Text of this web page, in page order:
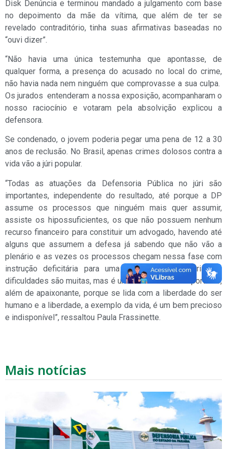
Disk Denúncia e terminou mandado a julgamento com base
no depoimento da mãe da vítima, que além de ter se
revelado contraditório, tinha suas afirmativas baseadas no
“ouvi dizer”.
“Não havia uma única testemunha que apontasse, de
qualquer forma, a presença do acusado no local do crime,
não havia nada nem ninguém que comprovasse a sua culpa.
Os jurados entenderam a nossa exposição, acompanharam o
nosso raciocínio e votaram pela absolvição explicou a
defensora.
Se condenado, o jovem poderia pegar uma pena de 12 a 30
anos de reclusão. No Brasil, apenas crimes dolosos contra a
vida vão a júri popular.
“Todas as atuações da Defensoria Pública no júri são
importantes, independente do resultado, até porque a DP
assume os processos que ninguém mais quer assumir,
assiste os hipossuficientes, os que não possuem nenhum
recurso financeiro para constituir um advogado, havendo até
alguns que assumem a defesa já sabendo que não vão a
plenário e as vezes os processos chegam nessa fase com
instrução deficitária para uma boa atuação plenária. As
dificuldades são muitas, mas é um trabalho muito importante,
além de apaixonante, porque se lida com a liberdade do ser
humano e a liberdade, a exemplo da vida, é um bem precioso
e indisponível”, ressaltou Paula Frassinette.
Mais notícias